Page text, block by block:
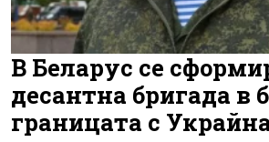
В Беларус се
десантна бригада в
границата с